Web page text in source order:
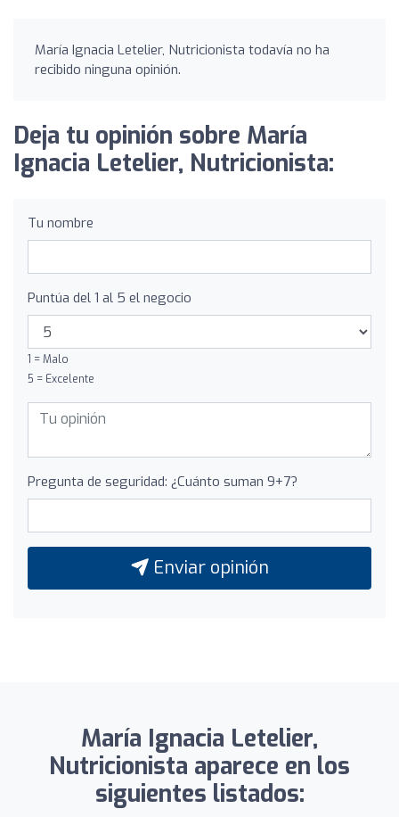
María Ignacia Letelier, Nutricionista todavía no ha
recibido ninguna opinión.
Deja tu opinión sobre María
Ignacia Letelier, Nutricionista:
Tu nombre
Puntúa del 1 al 5 el negocio
1 = Malo
5 = Excelente
Pregunta de seguridad: ¿Cuánto suman 9+7?
Enviar opinión
María Ignacia Letelier,
Nutricionista aparece en los
siguientes listados: